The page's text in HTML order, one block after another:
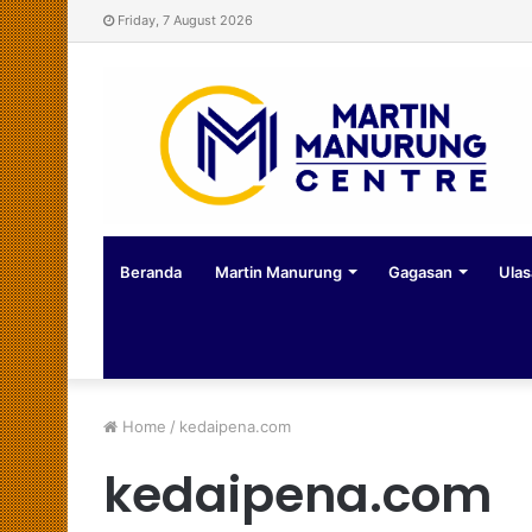
Friday, 7 August 2026
Beranda Martin Manurung Gagasan
Home / kedaipena.com
kedaipena.com